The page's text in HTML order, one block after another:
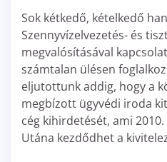
Sok kétkedő, kételkedő
Szennyvízelvezetés- és
megvalósításával
számtalan ülésen
eljutottunk addig, hogy a
megbízott ügyvédi iroda
cég kihirdetését, ami
Utána kezdődhet a